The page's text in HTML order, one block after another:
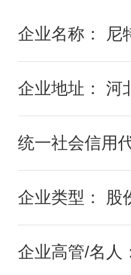
企业名称： 尼
企业地址： 河
统一社会信用
企业类型： 股
企业高管/名人